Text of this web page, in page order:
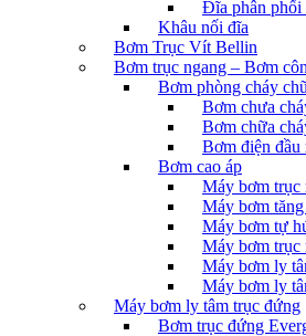
Đĩa phân phối
Khâu nối đĩa
Bơm Trục Vít Bellin
Bơm trục ngang – Bơm
Bơm phòng cháy
Bơm chưa
Bơm chữa
Bơm điện đầu
Bơm cao áp
Máy bơm trục
Máy bơm
Máy bơm tự
Máy bơm trục
Máy bơm ly
Máy bơm ly
Máy bơm ly tâm trục đứng
Bơm trục đứng